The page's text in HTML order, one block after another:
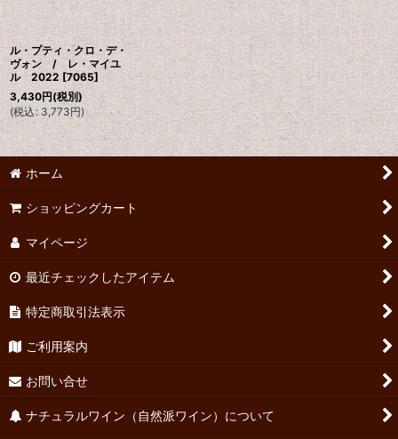
ル・プティ・クロ・デ・
ヴォン / レ・マイユ
ル 2022 [7065]
3,430円(税別)
(税込: 3,773円)
ホーム
ショッピングカート
マイページ
最近チェックしたアイテム
特定商取引法表示
ご利用案内
お問い合せ
ナチュラルワイン（自然派ワイン）について